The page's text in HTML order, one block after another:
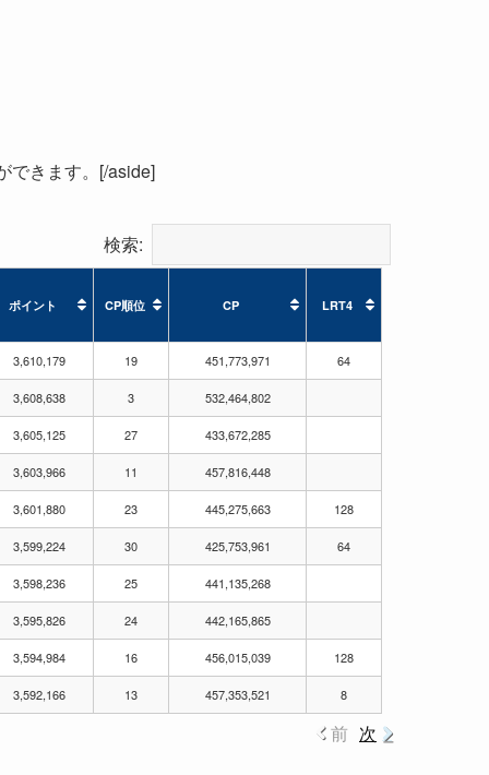
できます。[/aside]
検索:
ポイント CP順位 CP LRT4
3,610,179 19 451,773,971 64
3,608,638 3 532,464,802
3,605,125 27 433,672,285
3,603,966 11 457,816,448
3,601,880 23 445,275,663 128
3,599,224 30 425,753,961 64
3,598,236 25 441,135,268
3,595,826 24 442,165,865
3,594,984 16 456,015,039 128
3,592,166 13 457,353,521 8
前 次